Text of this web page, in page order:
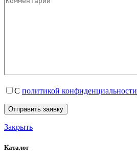
С политикой конфиденциальности
Закрыть
Каталог